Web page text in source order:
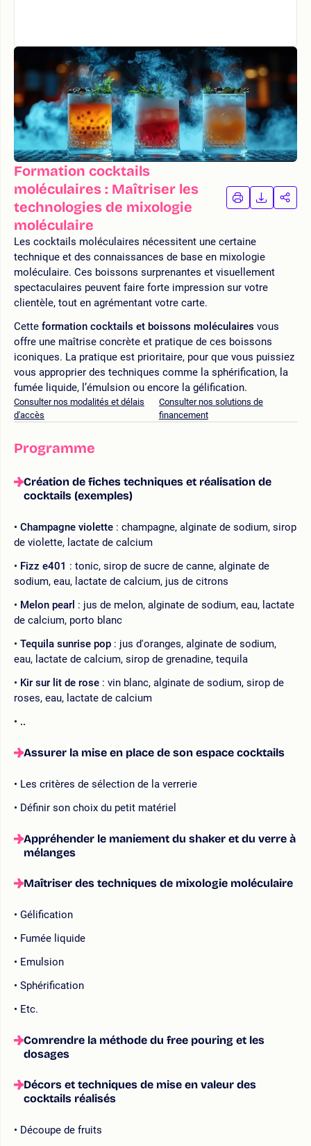
Formation cocktails
moléculaires : Maîtriser les
technologies de mixologie
moléculaire
IMPRIMER
LA
LA
Les cocktails moléculaires nécessitent une certaine
technique et des connaissances de base en mixologie
moléculaire. Ces boissons surprenantes et visuellement
spectaculaires peuvent faire forte impression sur votre
clientèle, tout en agrémentant votre carte.
Cette formation cocktails et boissons moléculaires vous
offre une maîtrise concrète et pratique de ces boissons
iconiques. La pratique est prioritaire, pour que vous puissiez
vous approprier des techniques comme la sphérification, la
fumée liquide, l’émulsion ou encore la gélification.
Consulter nos modalités et délais
d'accès
Consulter nos solutions de
financement
Programme
Création de fiches techniques et réalisation de
cocktails (exemples)
Champagne violette : champagne, alginate de sodium, sirop
de violette, lactate de calcium
Fizz e401 : tonic, sirop de sucre de canne, alginate de
sodium, eau, lactate de calcium, jus de citrons
Melon pearl : jus de melon, alginate de sodium, eau, lactate
de calcium, porto blanc
Tequila sunrise pop : jus d'oranges, alginate de sodium,
eau, lactate de calcium, sirop de grenadine, tequila
Kir sur lit de rose : vin blanc, alginate de sodium, sirop de
roses, eau, lactate de calcium
..
Assurer la mise en place de son espace cocktails
Les critères de sélection de la verrerie
Définir son choix du petit matériel
Appréhender le maniement du shaker et du verre à
mélanges
Maîtriser des techniques de mixologie moléculaire
Gélification
Fumée liquide
Emulsion
Sphérification
Etc.
Comrendre la méthode du free pouring et les
dosages
Décors et techniques de mise en valeur des
cocktails réalisés
Découpe de fruits